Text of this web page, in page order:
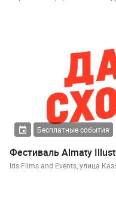
Бесплатные события
Фестиваль Almaty
Iris Films and Events, улица